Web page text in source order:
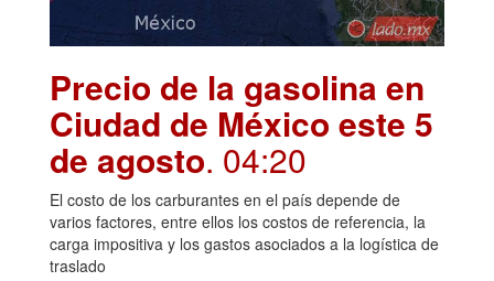
Precio de la gasolina en
Ciudad de México este 5
de agosto. 04:20
El costo de los carburantes en el país depende de
varios factores, entre ellos los costos de referencia, la
carga impositiva y los gastos asociados a la logística de
traslado